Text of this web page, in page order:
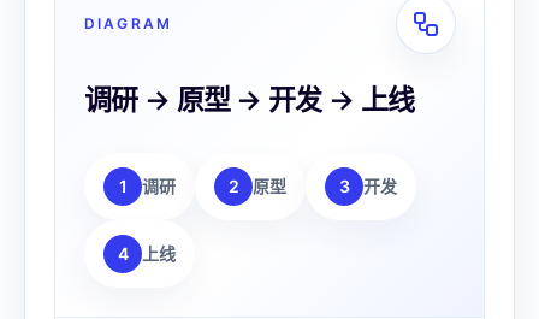
DIAGRAM
调研 → 原型 → 开发 → 上线
1 调研 2 原型 3 开发
4 上线